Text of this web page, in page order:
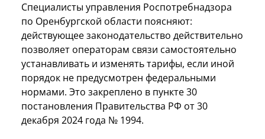
Специалисты управления Роспотребнадзора
по Оренбургской области поясняют:
действующее законодательство действительно
позволяет операторам связи самостоятельно
устанавливать и изменять тарифы, если иной
порядок не предусмотрен федеральными
нормами. Это закреплено в пункте 30
постановления Правительства РФ от 30
декабря 2024 года № 1994.